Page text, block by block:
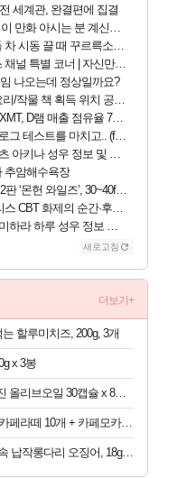
세계관, 완결편에 집결
만화 아시는 분 계신가요
시동 끌 때 꾸르륵소리나는데
특별 코너 | 자신만의 스타일
나오는데 정상일까요?
책 획득 위치 공략 (36개) - 미식가 도전과제
D램 매출 점유율 7%…글로벌 4위로 부상
테스트를 마치고.. (feat. 리아)
아키나 성우 정보 및 주요 필모
추암해수욕장
‘몬헌 와일즈’, 30~40fps 목표 추정
CBT 화제의 순간·후기 모음
라 하루 성우 정보 및 주요 필모
새로고침
더보기+
할루미치즈, 200g, 3개
x 3봉
엑스트라버진 올리브오일 30캡슐 x 8박스
요거프레소 카페라떼 10개 + 카페모카 10개
40%할인 실속 납작롱다리 오징어, 18g, 10개